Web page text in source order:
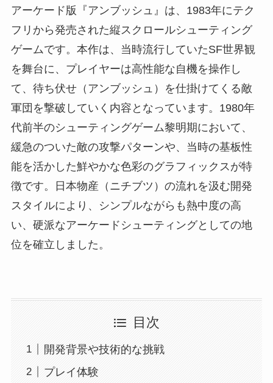
アーケード版『アンブッシュ』は、1983年にテク
フリから発売された縦スクロールシューティング
ゲームです。本作は、当時流行していたSF世界観
を舞台に、プレイヤーは高性能な自機を操作し
て、待ち伏せ（アンブッシュ）を仕掛けてくる敵
軍団を撃破していく内容となっています。1980年
代前半のシューティングゲーム黎明期において、
緩急のついた敵の攻撃パターンや、当時の基板性
能を活かした鮮やかな色彩のグラフィックスが特
徴です。日本物産（ニチブツ）の流れを汲む開発
スタイルにより、シンプルながらも熱中度の高
い、硬派なアーケードシューティングとしての地
位を確立しました。
目次
開発背景や技術的な挑戦
プレイ体験